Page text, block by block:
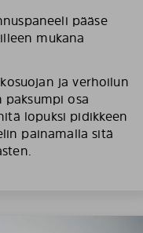
pääse
mukana
ja verhoilun
osa
lopuksi pidikkeen
painamalla sitä